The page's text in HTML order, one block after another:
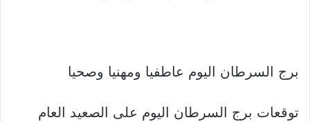
برج السرطان اليوم عاطفيا ومهنيا وصحيا
توقعات برج السرطان اليوم على الصعيد العام